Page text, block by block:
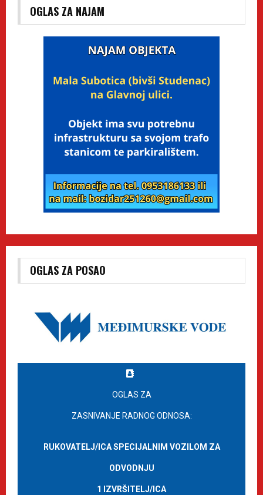
OGLAS ZA NAJAM
OGLAS ZA POSAO
OGLAS ZA
ZASNIVANJE RADNOG ODNOSA:
RUKOVATELJ/ICA SPECIJALNIM VOZILOM ZA
ODVODNJU
1 IZVRŠITELJ/ICA